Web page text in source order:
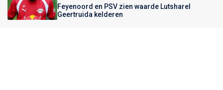
Feyenoord en PSV zien waarde Lutsharel
Geertruida kelderen